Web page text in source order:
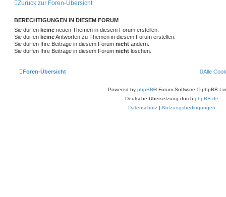
Zurück zur Foren-Übersicht
BERECHTIGUNGEN IN DIESEM FORUM
Sie dürfen keine neuen Themen in diesem Forum erstellen.
Sie dürfen keineAntworten zu Themen in diesem Forum erstellen.
Sie dürfen Ihre Beiträge in diesem Forum nicht ändern.
Sie dürfen Ihre Beiträge in diesem Forum nicht löschen.
Foren-Übersicht Alle
Powered by phpBB® Forum Software © phpBB
Deutsche Übersetzung durch phpBB.de
Datenschutz | Nutzungsbedingungen